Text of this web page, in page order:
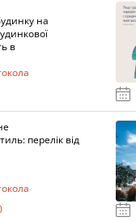
на
в
перелік від